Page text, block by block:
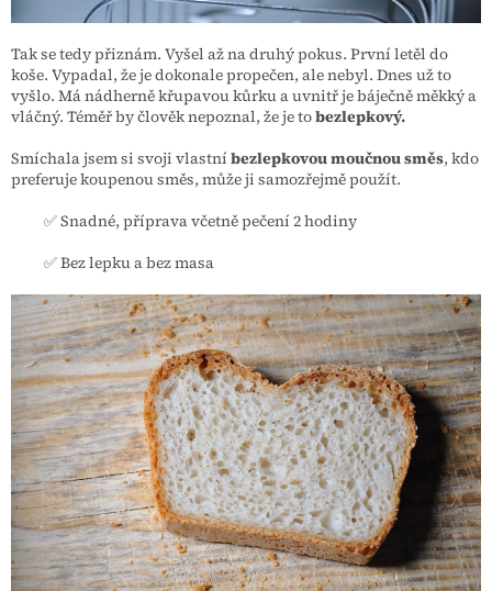
Tak se tedy přiznám. Vyšel až na druhý pokus. První letěl do
koše. Vypadal, že je dokonale propečen, ale nebyl. Dnes už to
vyšlo. Má nádherně křupavou kůrku a uvnitř je báječně měkký a
vláčný. Téměř by člověk nepoznal, že je tobezlepkový.
Smíchala jsem si svoji vlastní bezlepkovou moučnou směs, kdo
preferuje koupenou směs, může ji samozřejmě použít.
✅ Snadné, příprava včetně pečení 2 hodiny
✅ Bez lepku a bez masa